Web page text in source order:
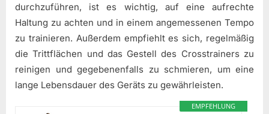
durchzuführen, ist es wichtig, auf eine aufrechte
Haltung zu achten und in einem angemessenen Tempo
zu trainieren. Außerdem empfiehlt es sich, regelmäßig
die Trittflächen und das Gestell des Crosstrainers zu
reinigen und gegebenenfalls zu schmieren, um eine
lange Lebensdauer des Geräts zu gewährleisten.
EMPFEHLUNG